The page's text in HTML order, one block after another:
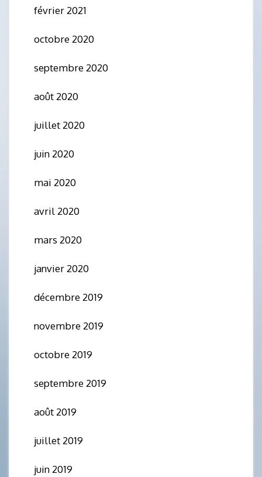
février 2021
octobre 2020
septembre 2020
août 2020
juillet 2020
juin 2020
mai 2020
avril 2020
mars 2020
janvier 2020
décembre 2019
novembre 2019
octobre 2019
septembre 2019
août 2019
juillet 2019
juin 2019